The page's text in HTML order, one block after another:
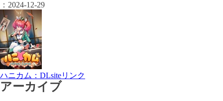
： 2024-12-29
ハニカム：DLsiteリンク
アーカイブ